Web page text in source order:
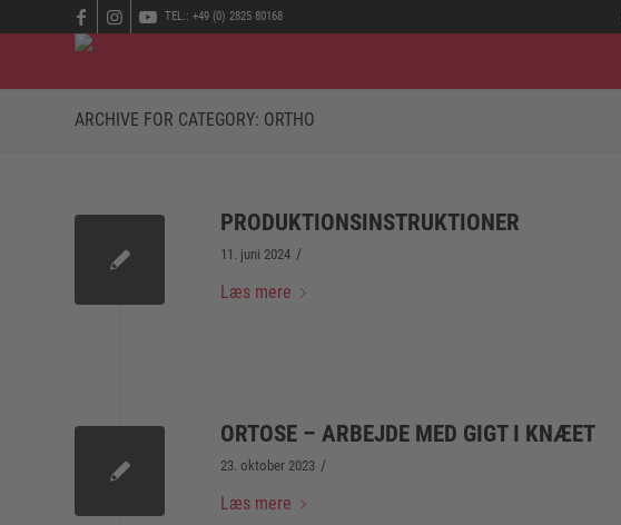
TEL.: +49 (0) 2825 80168
ARCHIVE FOR CATEGORY: ORTHO
PRODUKTIONSINSTRUKTIONER
11. juni 2024 /
Læs mere
ORTOSE – ARBEJDE MED GIGT I KNÆET
23. oktober 2023 /
Læs mere